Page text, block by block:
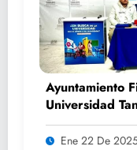
Ayuntamiento
Universidad
Huasteca
Ene 22 De